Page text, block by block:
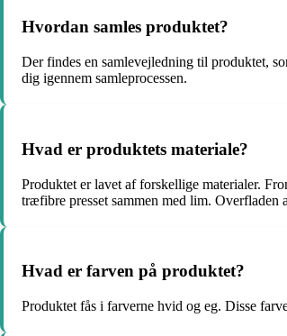
Hvordan samles produktet?
Der findes en samlevejledning til produktet,
dig igennem samleprocessen.
Hvad er produktets materiale?
Produktet er lavet af forskellige materialer.
træfibre presset sammen med lim. Overfladen
Hvad er farven på produktet?
Produktet fås i farverne hvid og eg. Disse